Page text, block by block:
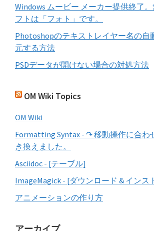
Windows ムービー メーカー提供終了
フトは「フォト」です。
Photoshopのテキストレイヤー名の自
元する方法
PSDデータが開けない場合の対処方法
OM Wiki Topics
OM Wiki
Formatting Syntax - ↷ 移動操作に合わ
き換えました。
Asciidoc - [テーブル]
ImageMagick - [ダウンロード & インス
アニメーションの作り方